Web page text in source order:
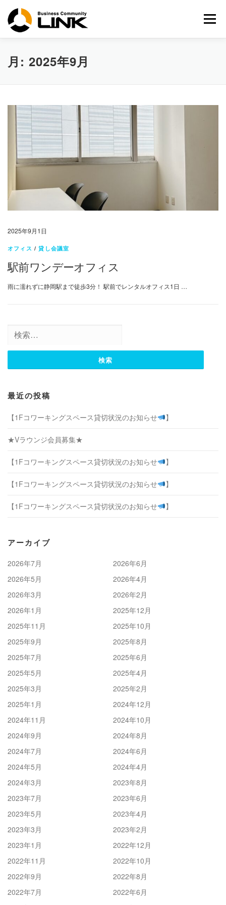
メニュー
月: 2025年9月
2025年9月1日
オフィス /貸し会議室
駅前ワンデーオフィス
雨に濡れずに静岡駅まで徒歩3分！ 駅前でレンタルオフィス1日 …
索:
最近の投稿
【1Fコワーキングスペース貸切状況のお知らせ 】
★Vラウンジ会員募集★
【1Fコワーキングスペース貸切状況のお知らせ 】
【1Fコワーキングスペース貸切状況のお知らせ 】
【1Fコワーキングスペース貸切状況のお知らせ 】
アーカイブ
2026年7月
2026年6月
2026年5月
2026年4月
2026年3月
2026年2月
2026年1月
2025年12月
2025年11月
2025年10月
2025年9月
2025年8月
2025年7月
2025年6月
2025年5月
2025年4月
2025年3月
2025年2月
2025年1月
2024年12月
2024年11月
2024年10月
2024年9月
2024年8月
2024年7月
2024年6月
2024年5月
2024年4月
2024年3月
2023年8月
2023年7月
2023年6月
2023年5月
2023年4月
2023年3月
2023年2月
2023年1月
2022年12月
2022年11月
2022年10月
2022年9月
2022年8月
2022年7月
2022年6月